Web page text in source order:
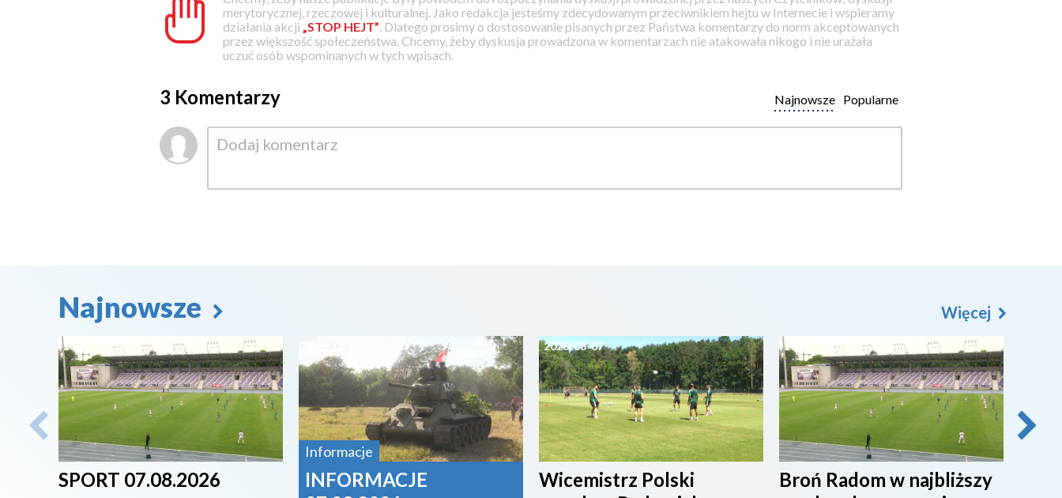
merytorycznej, rzeczowej i kulturalnej. Jako redakcja jesteśmy zdecydowanym przeciwnikiem hejtu w Internecie i wspieramy
działania akcji „STOP HEJT” . Dlatego prosimy o dostosowanie pisanych przez Państwa komentarzy do norm akceptowanych
przez większość społeczeństwa. Chcemy, żeby dyskusja prowadzona w komentarzach nie atakowała nikogo i nie urażała
uczuć osób wspominanych w tych wpisach.
3 Komentarzy Popularne
Najnowsze
Najnowsze
2026-08-07
SPORT 07.08.2026
Informacje
INFORMACJE
2026-08-07
Wicemistrz Polski
2026-08-07
Broń Radom w najbliższy
Więcej